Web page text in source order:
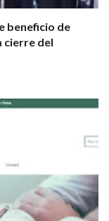
beneficio de
cierre del